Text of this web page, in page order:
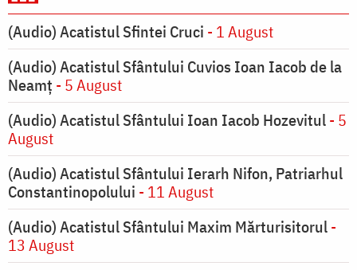
(Audio) Acatistul Sfintei Cruci - 1 August
(Audio) Acatistul Sfântului Cuvios Ioan Iacob de la
Neamț - 5 August
(Audio) Acatistul Sfântului Ioan Iacob Hozevitul- 5
August
(Audio) Acatistul Sfântului Ierarh Nifon, Patriarhul
Constantinopolului - 11 August
(Audio) Acatistul Sfântului Maxim Mărturisitorul-
13 August